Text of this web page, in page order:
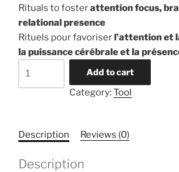
Rituals to fosterattention focus,
relational presence
Rituels pour favoriserl’attention et
la puissance cérébrale et la
Add to cart
Category:Tool
Description Reviews (0)
Description